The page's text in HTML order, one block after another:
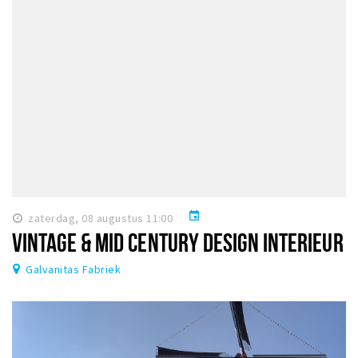
zaterdag, 08 augustus 11:00 event
VINTAGE & MID CENTURY DESIGN INTERIEUR
Galvanitas Fabriek